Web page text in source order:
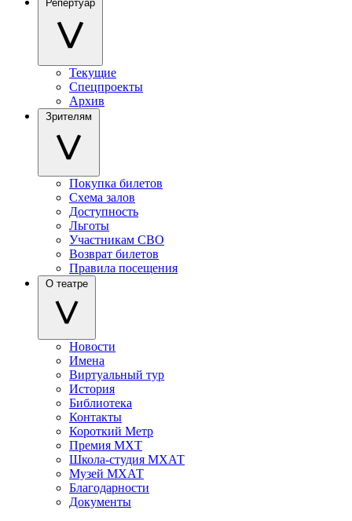
Репертуар
Текущие
Спецпроекты
Архив
Зрителям
Покупка билетов
Схема залов
Доступность
Льготы
Участникам СВО
Возврат билетов
Правила посещения
О театре
Новости
Имена
Виртуальный тур
История
Библиотека
Контакты
Короткий Метр
Премия МХТ
Школа-студия МХАТ
Музей МХАТ
Благодарности
Документы